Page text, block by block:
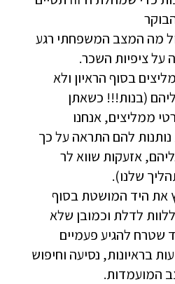
מה המצב המשפחתי רגע
על ציפיות השכר.
בסוף הראיון ולא
(בנות!!! כשאתן
ממליצים, אנחנו
נותנות להם התראה על כך
אזעקות שווא לר
שלנו).
את היד המושטת בסוף
לדלת וכמובן שלא
שטרח להגיע פעמיים
4 שעות בראיונות, נסיעה וחיפוש
המועמדות.